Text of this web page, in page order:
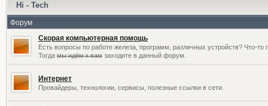
Hi - Tech
Форум
Скорая компьютерная помощь
Есть вопросы по работе железа, программ, различных устройств? Что-то
Тогдамы идём к вамзаходите в данный форум.
Интернет
Провайдеры, технологии, сервисы, полезные ссылки в сети.